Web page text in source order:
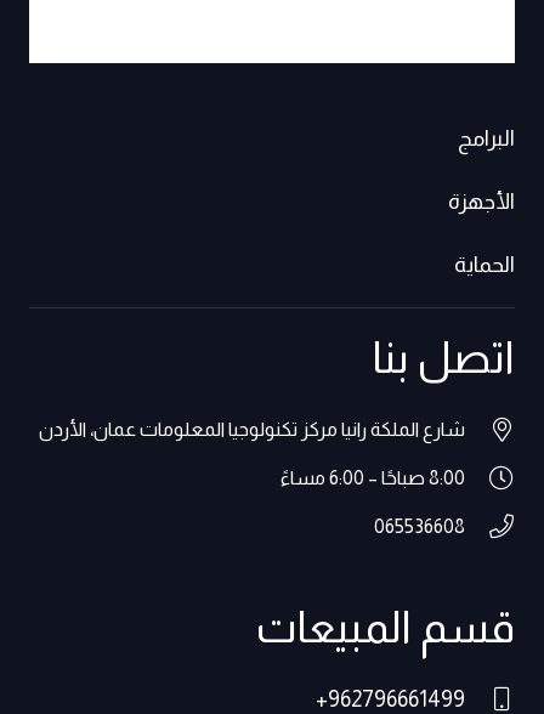
البرامج
الأجهزة
الحماية
اتصل بنا
شارع الملكة رانيا مركز تكنولوجيا المعلومات عمان، الأردن
8:00 صباحًا – 6:00 مساءً
065536608
قسم المبيعات
962796661499+